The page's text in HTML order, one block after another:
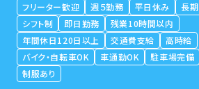
フリーター歓迎
週５勤務 平日休み 長期
シフト制
即日勤務
残業10時間以内
年間休日120日以上
交通費支給
高時給
バイク・自転車OK
車通勤OK 駐車場完備
制服あり